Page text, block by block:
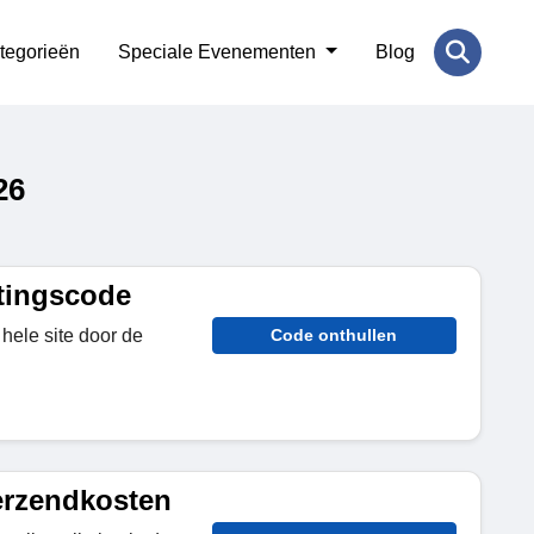
Speciale Evenementen Blog
site door de Code onthullen